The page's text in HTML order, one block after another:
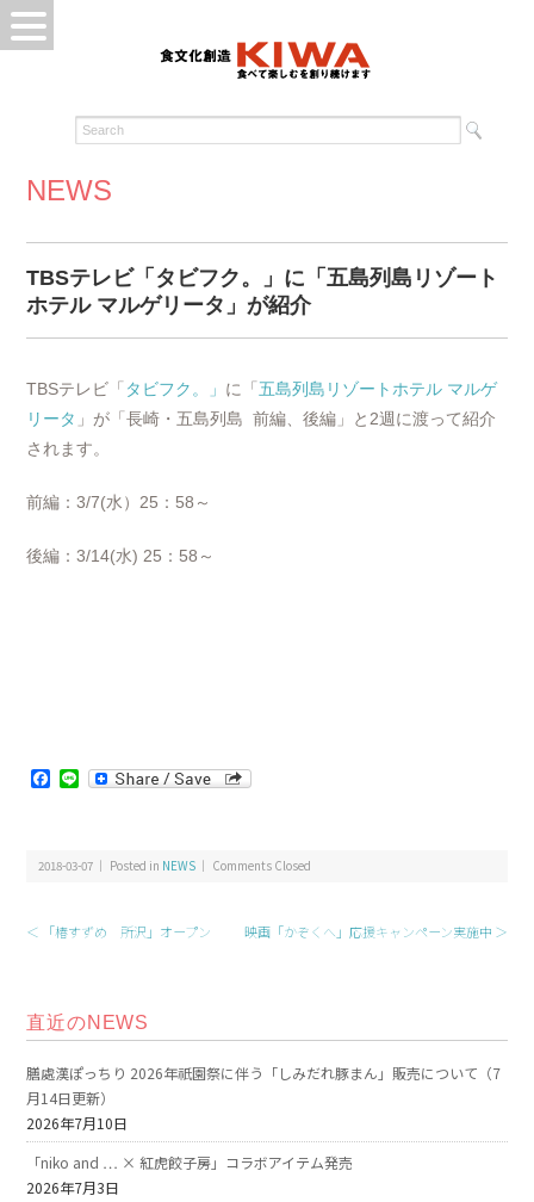
NEWS
TBSテレビ「タビフク。」に「五島列島リゾート
ホテル マルゲリータ」が紹介
TBSテレビ「 タビフク。」 に「 五島列島リゾートホテル マルゲ
リータ 」が「長崎・五島列島 前編、後編」と2週に渡って紹介
されます。
前編：3/7(水）25：58～
後編：3/14(水) 25：58～
Facebook
Line
2018-03-07 ｜ Posted in NEWS Comments Closed
＜ 「椿すずめ 所沢」オープン 映画「かぞくへ」応援キャンペーン実施中 ＞
直近のNEWS
膳處漢ぽっちり 2026年祇園祭に伴う「しみだれ豚まん」販売について（7
月14日更新）
2026年7月10日
「niko and … × 紅虎餃子房」コラボアイテム発売
2026年7月3日